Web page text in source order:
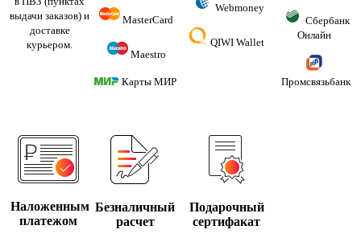
выдачи заказов) и
доставке
курьером.
MasterCard
Maestro
Карты МИР
Webmoney
QIWI Wallet
Сбербанк
Онлайн
Промсвязьбанк
Наложенным
платежом
Безналичный
расчет
Подарочный
сертифакат